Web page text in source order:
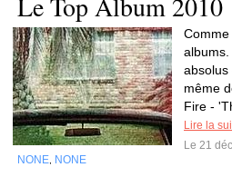
absolus
même
Fire -
Lire la
Le 21
NONE NONE